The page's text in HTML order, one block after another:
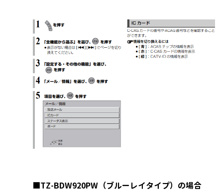
■TZ-BDW920PW（ブルーレイタイプ）の場合